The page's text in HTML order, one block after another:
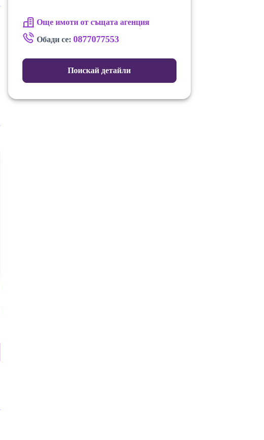
Още имоти от същата агенция
Обади се: 0877077553
Поискай детайли